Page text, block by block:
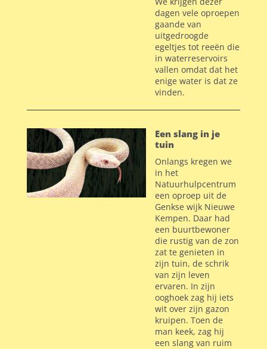
dagen vele oproepen
gaande van
uitgedroogde
egeltjes tot reeën die
in waterreservoirs
vallen omdat dat het
enige water is dat ze
vinden.
Een slang in je
tuin
Onlangs kregen we
in het
Natuurhulpcentrum
een oproep uit de
Genkse wijk Nieuwe
Kempen. Daar had
een buurtbewoner
die rustig van de zon
zat te genieten in
zijn tuin, de schrik
van zijn leven
ervaren. In zijn
ooghoek zag hij iets
wit over zijn gazon
kruipen. Toen de
man keek, zag hij
een slang van ruim